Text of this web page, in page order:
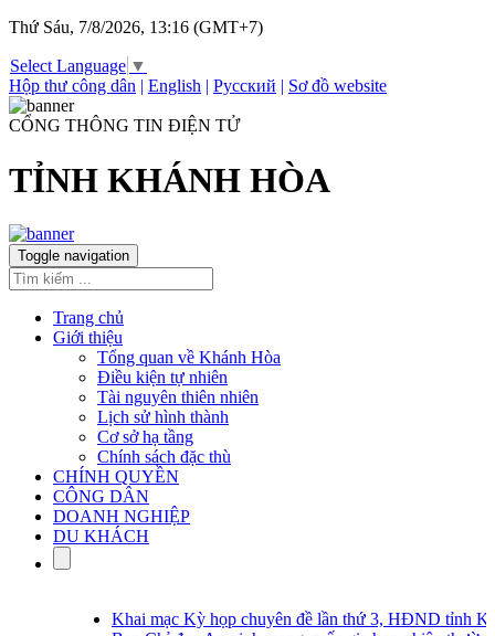
Thứ Sáu, 7/8/2026, 13:16 (GMT+7)
Select Language ▼
Hộp thư công dân | English | Русский | Sơ đồ website
CỔNG THÔNG TIN ĐIỆN TỬ
TỈNH KHÁNH HÒA
Toggle navigation
Trang chủ
Giới thiệu
Tổng quan về Khánh Hòa
Điều kiện tự nhiên
Tài nguyên thiên nhiên
Lịch sử hình thành
Cơ sở hạ tầng
Chính sách đặc thù
CHÍNH QUYỀN
CÔNG DÂN
DOANH NGHIỆP
DU KHÁCH
Khai mạc Kỳ họp chuyên đề lần thứ 3, HĐND tỉnh